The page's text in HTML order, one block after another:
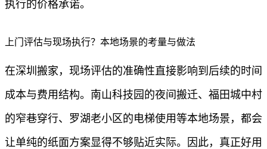
执行的价格承诺。
上门评估与现场执行？本地场景的考量与做法
在深圳搬家，现场评估的准确性直接影响到后续的时间
成本与费用结构。南山科技园的夜间搬迁、福田城中村
的窄巷穿行、罗湖老小区的电梯使用等本地场景，都会
让单纯的纸面方案显得不够贴近实际。因此，真正好用